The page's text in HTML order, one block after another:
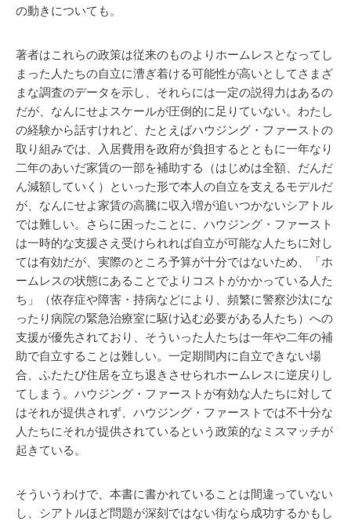
の動きについても。
著者はこれらの政策は従来のものよりホームレスとなってし
まった人たちの自立に漕ぎ着ける可能性が高いとしてさまざ
まな調査のデータを示し、それらには一定の説得力はあるの
だが、なんにせよスケールが圧倒的に足りていない。わたし
の経験から話すけれど、たとえばハウジング・ファーストの
取り組みでは、入居費用を政府が負担するとともに一年なり
二年のあいだ家賃の一部を補助する（はじめは全額、だんだ
ん減額していく）といった形で本人の自立を支えるモデルだ
が、なんにせよ家賃の高騰に収入増が追いつかないシアトル
では難しい。さらに困ったことに、ハウジング・ファースト
は一時的な支援さえ受けられれば自立が可能な人たちに対し
ては有効だが、実際のところ予算が十分ではないため、「ホ
ームレスの状態にあることでよりコストがかかっている人た
ち」（依存症や障害・持病などにより、頻繁に警察沙汰にな
ったり病院の緊急治療室に駆け込む必要がある人たち）への
支援が優先されており、そういった人たちは一年や二年の補
助で自立することは難しい。一定期間内に自立できない場
合、ふたたび住居を立ち退きさせられホームレスに逆戻りし
てしまう。ハウジング・ファーストが有効な人たちに対して
はそれが提供されず、ハウジング・ファーストでは不十分な
人たちにそれが提供されているという政策的なミスマッチが
起きている。
そういうわけで、本書に書かれていることは間違っていない
し、シアトルほど問題が深刻ではない街なら成功するかもし